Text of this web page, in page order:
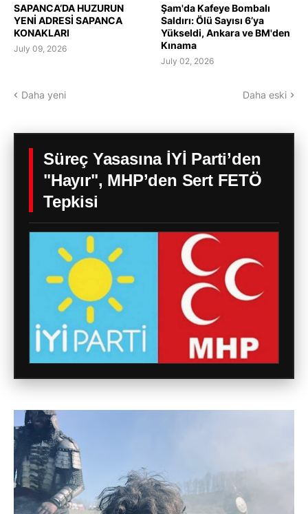
SAPANCA’DA HUZURUN
YENİ ADRESİ SAPANCA
KONAKLARI
July 09, 2026
Şam'da Kafeye Bombalı
Saldırı: Ölü Sayısı 6’ya
Yükseldi, Ankara ve BM'den
Kınama
July 02, 2026
Daha yeni Daha eski
Süreç Yasasına İYİ Parti’den
"Hayır", MHP’den Sert FETÖ
Tepkisi